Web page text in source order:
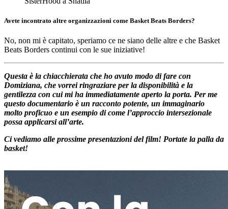
Avete incontrato altre organizzazioni come Basket Beats Borders?
No, non mi è capitato, speriamo ce ne siano delle altre e che Basket
Beats Borders continui con le sue iniziative!
Questa è la chiacchierata che ho avuto modo di fare con
Domiziana, che vorrei ringraziare per la disponibilità e la
gentilezza con cui mi ha immediatamente aperto la porta. Per me
questo documentario è un racconto potente, un immaginario
molto proficuo e un esempio di come l’approccio intersezionale
possa applicarsi all’arte.
Ci vediamo alle prossime presentazioni del film! Portate la palla da
basket!